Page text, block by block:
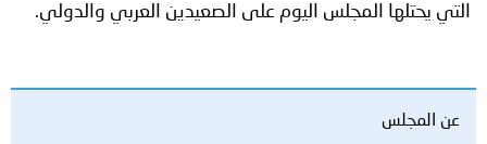
التي يحتلها المجلس اليوم على الصعيدين العربي والدولي.
عن المجلس